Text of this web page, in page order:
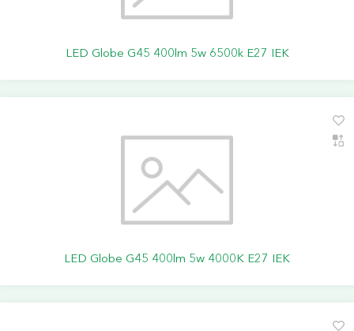
LED Globe G45 400lm 5w 6500k E27 IEK
LED Globe G45 400lm 5w 4000K E27 IEK